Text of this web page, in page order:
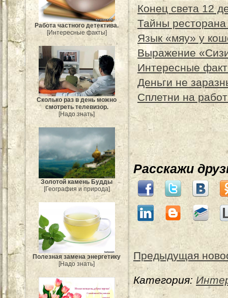
Работа частного детектива.
[Интересные факты]
Сколько раз в день можно
смотреть телевизор.
[Надо знать]
Золотой камень Будды
[География и природа]
Полезная замена энергетику
[Надо знать]
Конец света 12
Тайны
Язык «мяу» у
Выражение
Интересные
Деньги не
Сплетни на
Расскажи
Предыдущая
Категория: